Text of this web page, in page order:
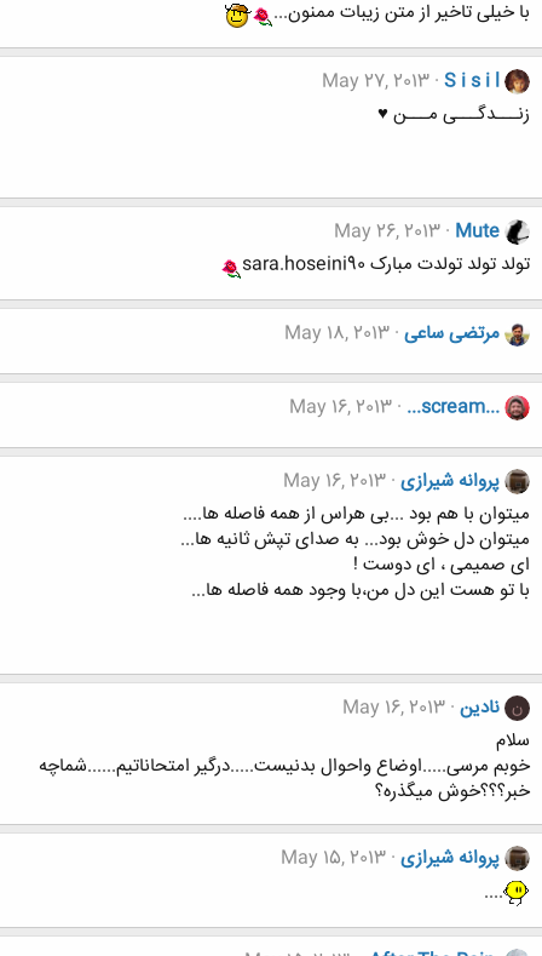
با خیلی تاخیر از متن زیبات ممنون...
S i s i l
May 27, 2013
زنـــدگـــی مـــن ♥
Mute
May 26, 2013
تولد تولد تولدت مبارک sara.hoseini90
مرتضی ساعی May 18, 2013
...scream...
May 16, 2013
پروانه شیرازی May 16, 2013
میتوان با هم بود ...بی هراس از همه فاصله ها....
میتوان دل خوش بود... به صدای تپش ثانیه ها...
ای صمیمی ، ای دوست !
با تو هست این دل من،با وجود همه فاصله ها...
ن نادین May 16, 2013
سلام
خوبم مرسی.....اوضاع واحوال بدنیست.....درگیر امتحاناتیم......شماچه
خبر؟؟؟خوش میگذره؟
پروانه شیرازی May 15, 2013
....